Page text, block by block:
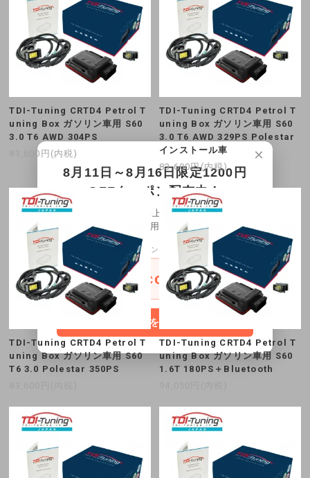
TDI-Tuning CRTD4 Petrol T
uning Box ガソリン車用 S60
3.0 T6 AWD 304PS
83,600円(内税)
TDI-Tuning CRTD4 Petrol T
uning Box ガソリン車用 S60
3.0 T6 AWD 329PS Polestar
インストール車
83,600円(内税)
TDI-Tuning CRTD4 Petrol T
uning Box ガソリン車用 S60
T6 3.0 Polestar 350PS
TDI-Tuning CRTD4 Petrol T
uning Box ガソリン車用 S60
1.6T 180PS＋Bluetooth
×
8月11日～8月16日限定1200円
OFFクーポン配布中！
30,000円以上お買い上げ1,200円OFFクー
ポンをご利用頂けます。
クーポンコード
onescoupon
コードをコピー